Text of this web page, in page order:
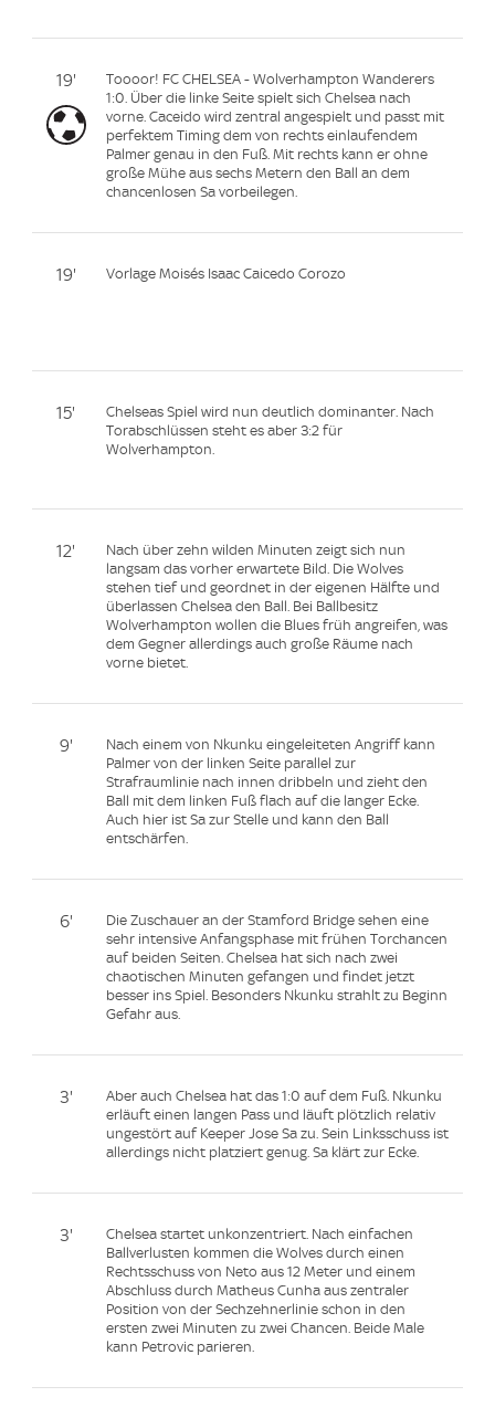
19'
Toooor! FC CHELSEA - Wolverhampton Wanderers
1:0. Über die linke Seite spielt sich Chelsea nach
vorne. Caceido wird zentral angespielt und passt mit
perfektem Timing dem von rechts einlaufendem
Palmer genau in den Fuß. Mit rechts kann er ohne
große Mühe aus sechs Metern den Ball an dem
chancenlosen Sa vorbeilegen.
19' Vorlage Moisés Isaac Caicedo Corozo
15'
Chelseas Spiel wird nun deutlich dominanter. Nach
Torabschlüssen steht es aber 3:2 für
Wolverhampton.
12'
Nach über zehn wilden Minuten zeigt sich nun
langsam das vorher erwartete Bild. Die Wolves
stehen tief und geordnet in der eigenen Hälfte und
überlassen Chelsea den Ball. Bei Ballbesitz
Wolverhampton wollen die Blues früh angreifen, was
dem Gegner allerdings auch große Räume nach
vorne bietet.
9'
Nach einem von Nkunku eingeleiteten Angriff kann
Palmer von der linken Seite parallel zur
Strafraumlinie nach innen dribbeln und zieht den
Ball mit dem linken Fuß flach auf die langer Ecke.
Auch hier ist Sa zur Stelle und kann den Ball
entschärfen.
6'
Die Zuschauer an der Stamford Bridge sehen eine
sehr intensive Anfangsphase mit frühen Torchancen
auf beiden Seiten. Chelsea hat sich nach zwei
chaotischen Minuten gefangen und findet jetzt
besser ins Spiel. Besonders Nkunku strahlt zu Beginn
Gefahr aus.
3'
Aber auch Chelsea hat das 1:0 auf dem Fuß. Nkunku
erläuft einen langen Pass und läuft plötzlich relativ
ungestört auf Keeper Jose Sa zu. Sein Linksschuss ist
allerdings nicht platziert genug. Sa klärt zur Ecke.
3'
Chelsea startet unkonzentriert. Nach einfachen
Ballverlusten kommen die Wolves durch einen
Rechtsschuss von Neto aus 12 Meter und einem
Abschluss durch Matheus Cunha aus zentraler
Position von der Sechzehnerlinie schon in den
ersten zwei Minuten zu zwei Chancen. Beide Male
kann Petrovic parieren.